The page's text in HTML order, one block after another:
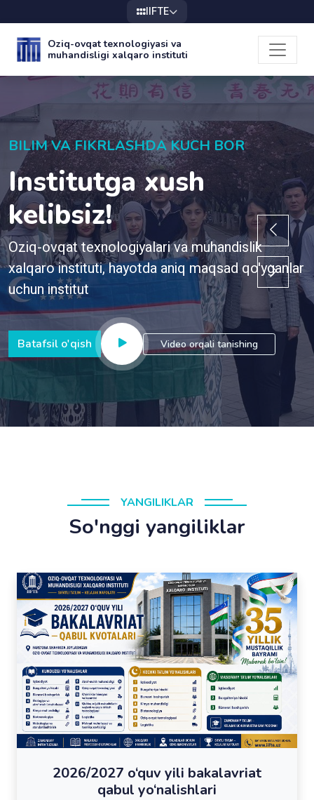
IIFTE
Oziq-ovqat texnologiyasi va
muhandisligi xalqaro instituti
BILIM VA FIKRLASHDA KUCH BOR
Institutga xush
kelibsiz!
Oziq-ovqat texnologiyalari va muhandislik
xalqaro instituti, hayotda aniq maqsad qo'yganlar
uchun institut
Batafsil o'qish Video orqali tanishing
YANGILIKLAR
So'nggi yangiliklar
2026/2027 o‘quv yili bakalavriat
qabul yo‘nalishlari